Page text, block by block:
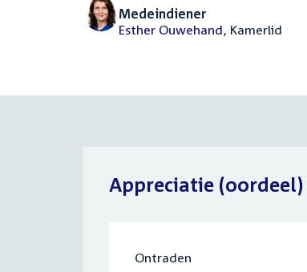
Medeindiener
Esther Ouwehand, Kamerlid
Appreciatie (oordeel)
Ontraden